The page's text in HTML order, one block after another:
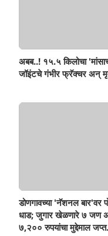
अबब..! १५.५ किलोचा
जॉइंटचे गंभीर फ्रॅक्चर अन्
डोणगावच्या 'नॅशनल बार'वर
धाड; जुगार खेळणारे ७ जण
७,२०० रुपयांचा मुद्देमाल